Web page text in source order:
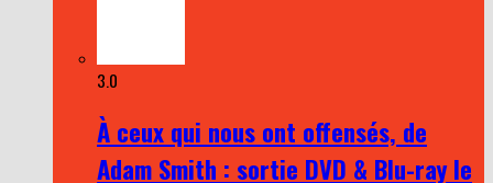
3.0
À ceux qui nous ont offensés, de
Adam Smith : sortie DVD & Blu-ray le